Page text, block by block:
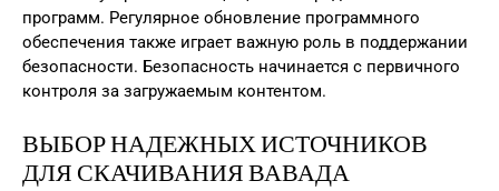
программ. Регулярное обновление программного
обеспечения также играет важную роль в поддержании
безопасности. Безопасность начинается с первичного
контроля за загружаемым контентом.
ВЫБОР НАДЕЖНЫХ ИСТОЧНИКОВ
ДЛЯ СКАЧИВАНИЯ ВАВАДА